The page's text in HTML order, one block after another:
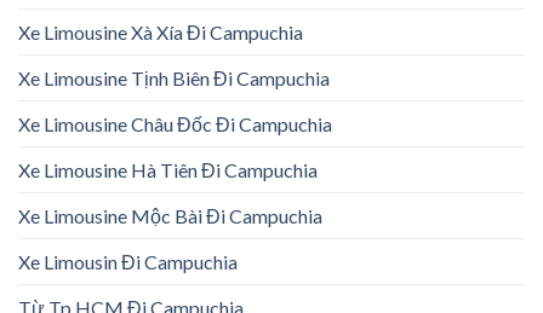
Xe Limousine Xà Xía Đi Campuchia
Xe Limousine Tịnh Biên Đi Campuchia
Xe Limousine Châu Đốc Đi Campuchia
Xe Limousine Hà Tiên Đi Campuchia
Xe Limousine Mộc Bài Đi Campuchia
Xe Limousin Đi Campuchia
Từ Tp HCM Đi Campuchia